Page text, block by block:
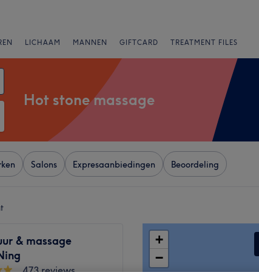
LICHAAM MANNEN GIFTCARD TREATMENT FILES
Hot stone massage
Salons Expresaanbiedingen Beoordeling
& massage
+
−